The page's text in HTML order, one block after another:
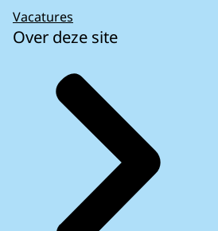
Vacatures
Over deze site